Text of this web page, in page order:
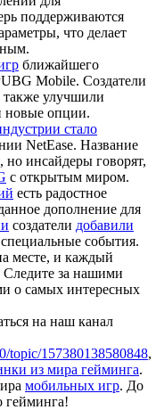
поддерживаются
что делает
ближайшего
Mobile. Создатели
также улучшили
новые опции.
стало
NetEase. Название
но инсайдеры говорят,
с открытым миром.
есть радостное
дополнение для
создатели добавили
события.
месте, и каждый
за нашими
о самых интересных
на наш канал
topic/157380138580848,
из мира гейминга.
мобильных игр. До
гейминга!